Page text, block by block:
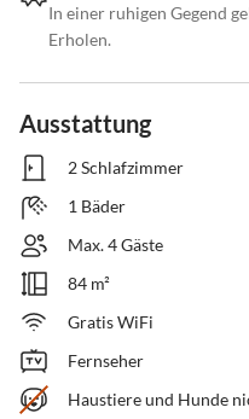
In einer ruhigen Gegend
Erholen.
Ausstattung
2 Schlafzimmer
1 Bäder
Max. 4 Gäste
84 m²
Gratis WiFi
Fernseher
Haustiere und Hunde